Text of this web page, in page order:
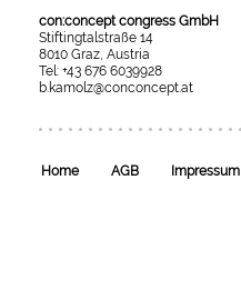
con:concept congress GmbH
Stiftingtalstraße 14
8010 Graz, Austria
Tel: +43 676 6039928
b.kamolz@conconcept.at
esraSoft
esraCMS
Home AGB Impressum